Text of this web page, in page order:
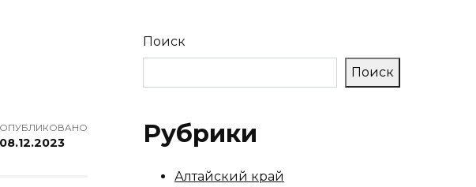
ОПУБЛИКОВАНО
08.12.2023
Поиск
Поиск
Рубрики
Алтайский край